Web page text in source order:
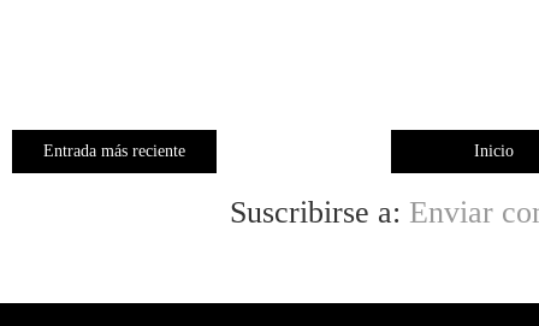
Entrada más reciente Inicio
Suscribirse a: Enviar